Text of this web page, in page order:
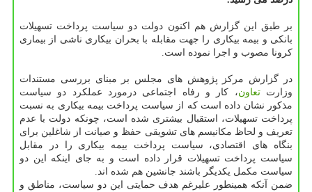
بر طبق این گزارش هم اکنون دولت دو سیاست پرداخت تسهیلات
بانکی و بیمه بیکاری را جهت مقابله با بحران بیکاری ناشی از بیماری
کرونا مصوب و اجرا نموده است.
در گزارش مرکز پژوهش های مجلس بر مبنای بررسی مستندات
وزارتتعاون، کار و رفاه اجتماعی درمورد عملکرد دو سیاست
مذکور نشان داده است که از سیاست پرداخت بیمه بیکاری به نسبت
پرداخت تسهیلات، استقبال بیشتری شده است، چونکه دولت با عدم
تعریف و لحاظ مکانیسم های تشویقی حفظ و صیانت از شاغلین برای
بنگاه های اقتصادی، سیاست پرداخت بیمه بیکاری را در مقابل
سیاست پرداخت تسهیلات قرار داده است و به جای اینکه این دو
سیاست مکمل یکدیگر باشند جانشین هم شده اند.
ضمن آنکه همینطور علیرغم هدف حمایتی این دو سیاست، مناطق و